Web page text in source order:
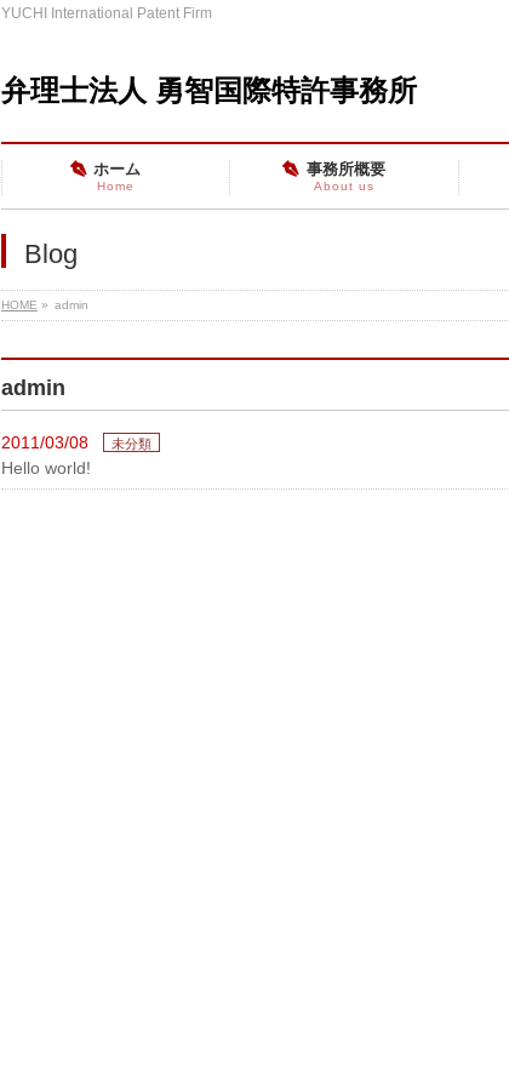
YUCHI International Patent Firm
弁理士法人 勇智国際特許事務所
ホーム
Home
事務所概要
About us
Blog
HOME » admin
admin
2011/03/08 未分類
Hello world!